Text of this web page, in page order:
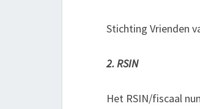
Stichting Vrienden
2. RSIN
Het RSIN/fiscaal